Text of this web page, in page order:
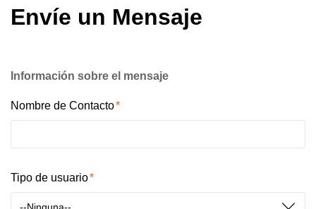
Envíe un Mensaje
Información sobre el mensaje
Nombre de Contacto
Tipo de usuario
--Ninguna--